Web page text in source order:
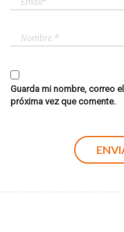
Guarda mi nombre, correo
próxima vez que comente.